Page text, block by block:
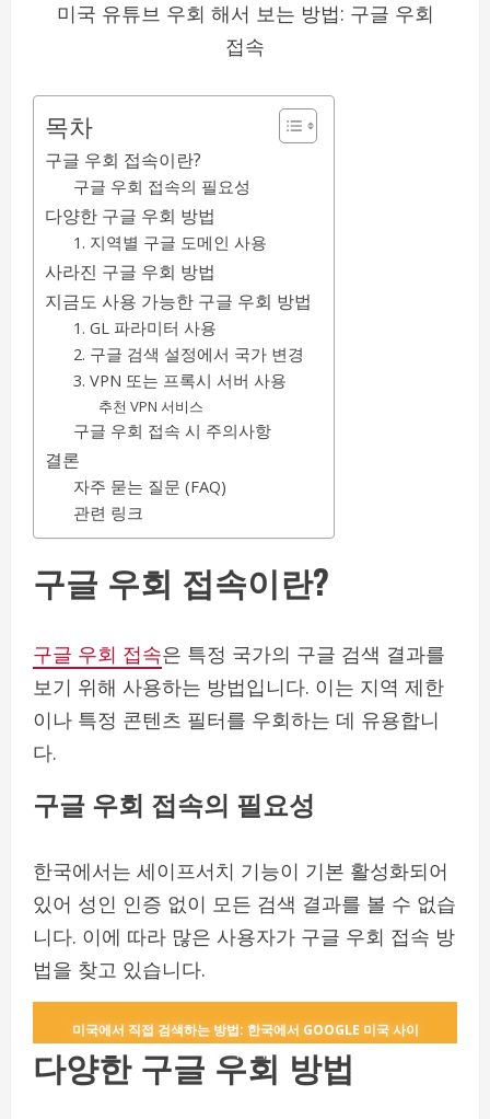
미국 유튜브 우회 해서 보는 방법: 구글 우회
접속
목차
구글 우회 접속이란?
구글 우회 접속의 필요성
다양한 구글 우회 방법
1. 지역별 구글 도메인 사용
사라진 구글 우회 방법
지금도 사용 가능한 구글 우회 방법
1. GL 파라미터 사용
2. 구글 검색 설정에서 국가 변경
3. VPN 또는 프록시 서버 사용
추천 VPN 서비스
구글 우회 접속 시 주의사항
결론
자주 묻는 질문 (FAQ)
관련 링크
구글 우회 접속이란?
구글 우회 접속은 특정 국가의 구글 검색 결과를
보기 위해 사용하는 방법입니다. 이는 지역 제한
이나 특정 콘텐츠 필터를 우회하는 데 유용합니
다.
구글 우회 접속의 필요성
한국에서는 세이프서치 기능이 기본 활성화되어
있어 성인 인증 없이 모든 검색 결과를 볼 수 없습
니다. 이에 따라 많은 사용자가 구글 우회 접속 방
법을 찾고 있습니다.
미국에서 직접 검색하는 방법: 한국에서 GOOGLE 미국 사이
트 바로가기
다양한 구글 우회 방법